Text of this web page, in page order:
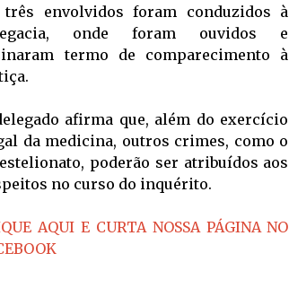
três envolvidos foram conduzidos à
onde foram ouvidos e
termo de comparecimento à
afirma que, além do exercício
da medicina, outros crimes, como o
poderão ser atribuídos aos
no curso do inquérito.
AQUI E CURTA NOSSA PÁGINA NO